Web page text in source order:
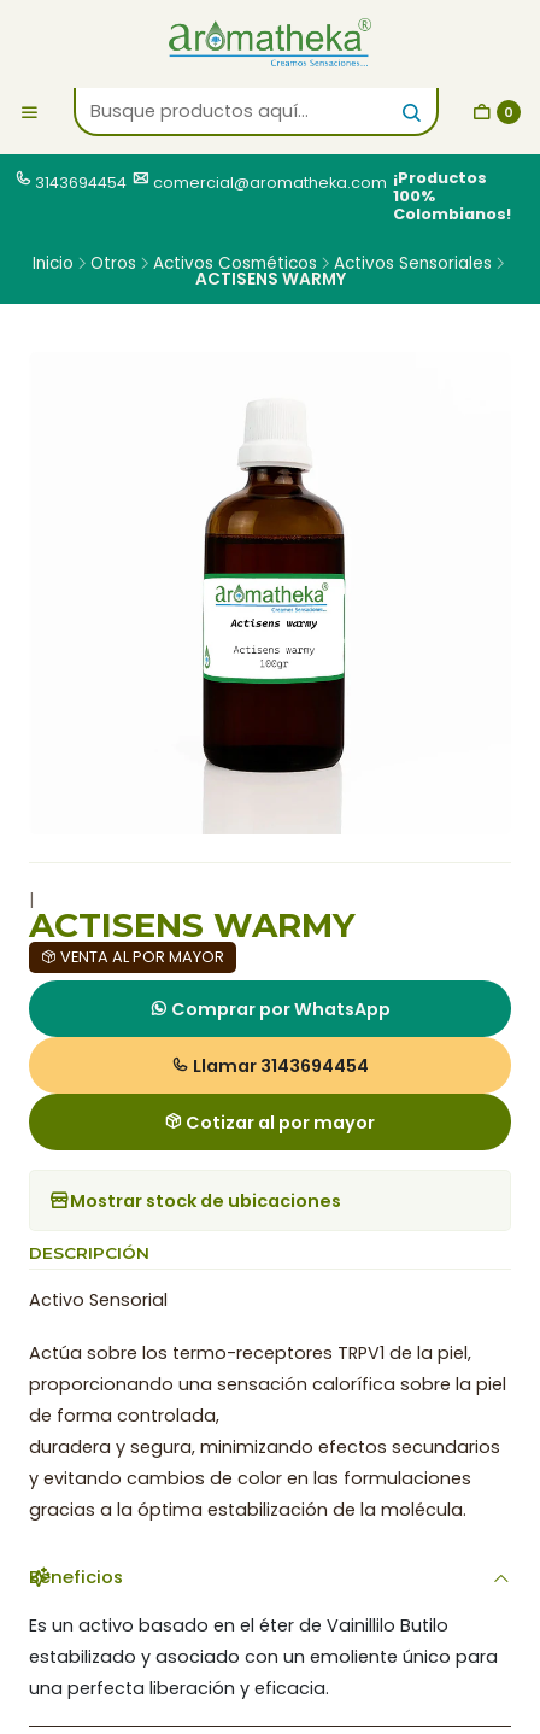
0
3143694454 comercial@aromatheka.com ¡Productos
100%
Colombianos!
Inicio Otros Activos Cosméticos Activos Sensoriales
ACTISENS WARMY
|
ACTISENS WARMY
VENTA AL POR MAYOR
Comprar por WhatsApp
Llamar 3143694454
Cotizar al por mayor
Mostrar stock de ubicaciones
DESCRIPCIÓN
Activo Sensorial
Actúa sobre los termo-receptores TRPV1 de la piel,
proporcionando una sensación calorífica sobre la piel
de forma controlada,
duradera y segura, minimizando efectos secundarios
y evitando cambios de color en las formulaciones
gracias a la óptima estabilización de la molécula.
Beneficios
Es un activo basado en el éter de Vainillilo Butilo
estabilizado y asociado con un emoliente único para
una perfecta liberación y eficacia.